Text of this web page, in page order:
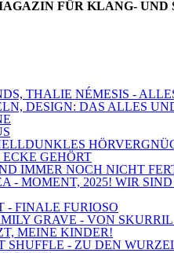
FÜR KLANG- UND
THALIE NÉMESIS -
DESIGN: DAS ALLES
GEHÖRT
IMMER NOCH NICHT
- MOMENT, 2025! WIR
- FINALE FURIOSO
GRAVE - VON
MEINE KINDER!
SHUFFLE - ZU DEN